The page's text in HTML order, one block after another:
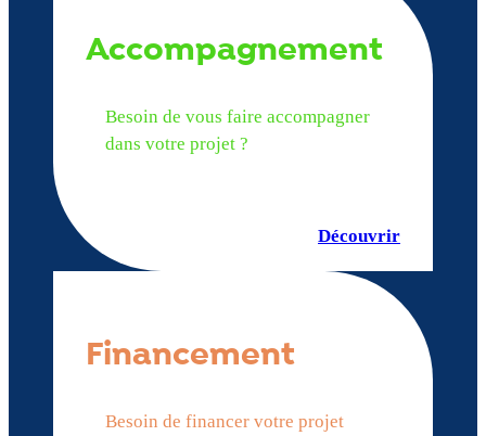
Accompagnement
Besoin de vous faire accompagner
dans votre projet ?
Découvrir
Financement
Besoin de financer votre projet